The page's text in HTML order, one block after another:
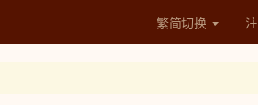
繁简切换